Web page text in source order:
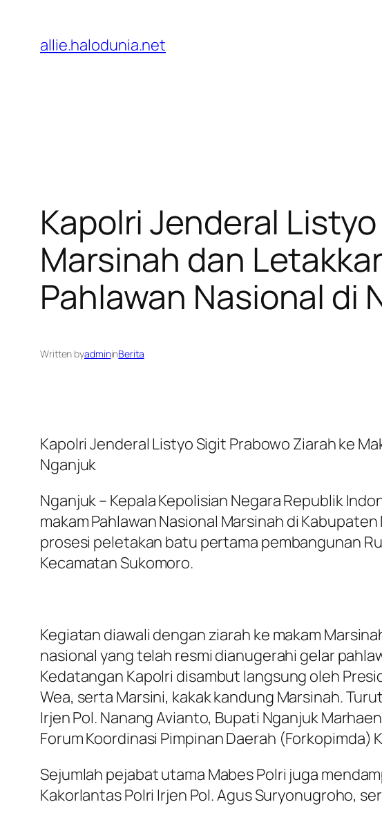
konten
allie.halodunia.net
Kapolri Jenderal
Marsinah dan
Pahlawan Nasional di
Written byadmininBerita
Kapolri Jenderal Listyo Sigit Prabowo Ziarah ke
Nganjuk
Nganjuk – Kepala Kepolisian Negara Republik
makam Pahlawan Nasional Marsinah di
prosesi peletakan batu pertama pembangunan
Kecamatan Sukomoro.
Kegiatan diawali dengan ziarah ke makam
nasional yang telah resmi dianugerahi gelar
Kedatangan Kapolri disambut langsung oleh
Wea, serta Marsini, kakak kandung Marsinah.
Irjen Pol. Nanang Avianto, Bupati Nganjuk
Forum Koordinasi Pimpinan Daerah (Forkopimda)
Sejumlah pejabat utama Mabes Polri juga
Kakorlantas Polri Irjen Pol. Agus Suryonugroho,